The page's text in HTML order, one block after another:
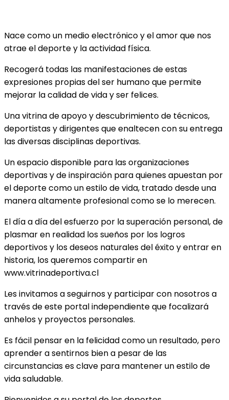
Nace como un medio electrónico y el amor que nos
atrae el deporte y la actividad física.
Recogerá todas las manifestaciones de estas
expresiones propias del ser humano que permite
mejorar la calidad de vida y ser felices.
Una vitrina de apoyo y descubrimiento de técnicos,
deportistas y dirigentes que enaltecen con su entrega
las diversas disciplinas deportivas.
Un espacio disponible para las organizaciones
deportivas y de inspiración para quienes apuestan por
el deporte como un estilo de vida, tratado desde una
manera altamente profesional como se lo merecen.
El día a día del esfuerzo por la superación personal, de
plasmar en realidad los sueños por los logros
deportivos y los deseos naturales del éxito y entrar en
historia, los queremos compartir en
www.vitrinadeportiva.cl
Les invitamos a seguirnos y participar con nosotros a
través de este portal independiente que focalizará
anhelos y proyectos personales.
Es fácil pensar en la felicidad como un resultado, pero
aprender a sentirnos bien a pesar de las
circunstancias es clave para mantener un estilo de
vida saludable.